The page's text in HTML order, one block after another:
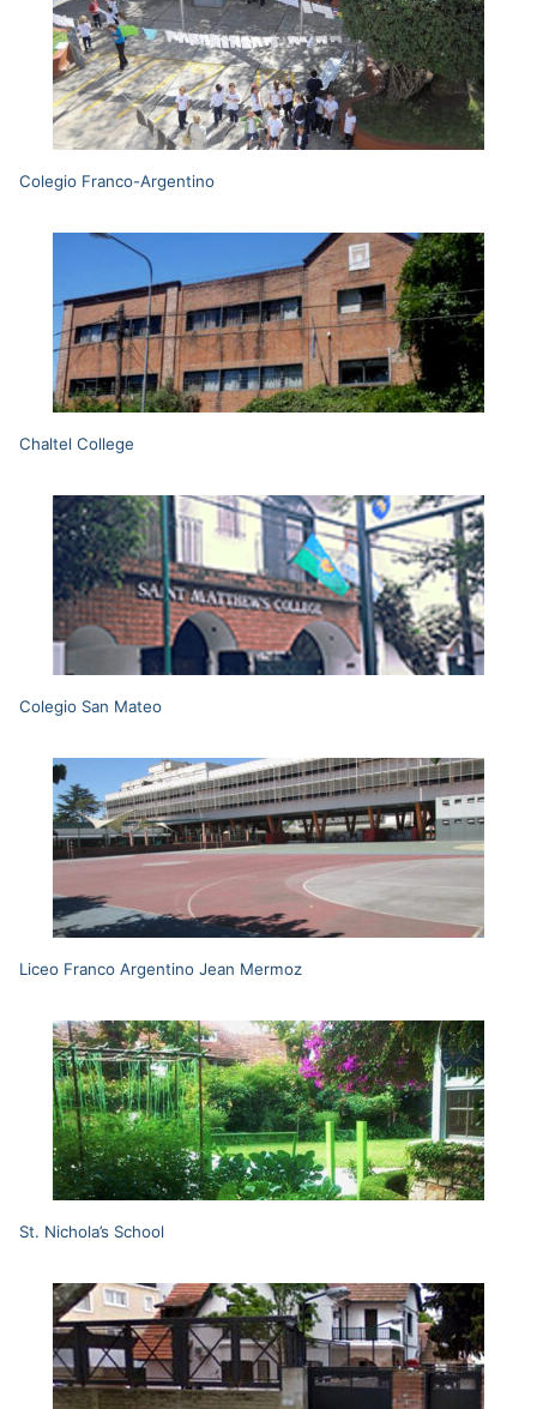
Colegio Franco-Argentino
Chaltel College
Colegio San Mateo
Liceo Franco Argentino Jean Mermoz
St. Nichola’s School